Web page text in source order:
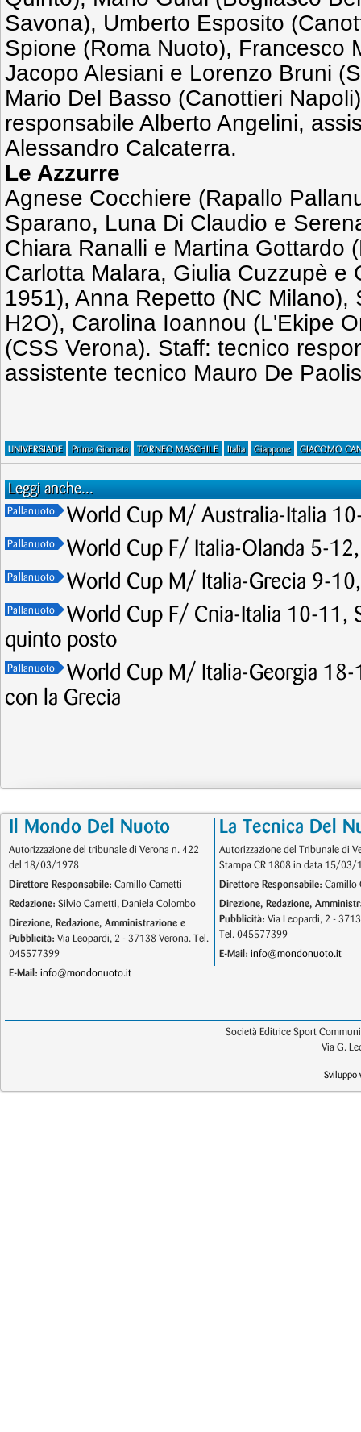
Savona), Umberto Esposito
Spione (Roma Nuoto), Francesco
Jacopo Alesiani e Lorenzo Bruni
Mario Del Basso (Canottieri
responsabile Alberto Angelini,
Alessandro Calcaterra.
Le Azzurre
Agnese Cocchiere (Rapallo
Sparano, Luna Di Claudio e
Chiara Ranalli e Martina Gottardo
Carlotta Malara, Giulia Cuzzupè e
1951), Anna Repetto (NC Milano),
H2O), Carolina Ioannou (L'Ekipe
(CSS Verona). Staff: tecnico
assistente tecnico Mauro De
UNIVERSIADE Prima Giornata TORNEO MASCHILE Italia Giappone GIACOMO
Leggi anche...
Pallanuoto World Cup M/ Australia-Italia
Pallanuoto World Cup F/ Italia-Olanda 5-
Pallanuoto World Cup M/ Italia-Grecia 9-
Pallanuoto
World Cup F/ Cnia-Italia 10-11,
quinto posto
Pallanuoto
World Cup M/ Italia-Georgia
con la Grecia
Il Mondo Del Nuoto
Autorizzazione del tribunale di Verona n. 422
del 18/03/1978
Direttore Responsabile: Camillo Cametti
Redazione: Silvio Cametti, Daniela Colombo
Direzione, Redazione, Amministrazione e
Pubblicità: Via Leopardi, 2 - 37138 Verona. Tel.
045577399
E-Mail: info@mondonuoto.it
La Tecnica Del
Autorizzazione del Tribunale di
Stampa CR 1808 in data 15/03/
Direttore Responsabile: Camillo
Direzione, Redazione,
Pubblicità: Via Leopardi, 2 -
Tel. 045577399
E-Mail: info@mondonuoto.it
Società Editrice Sport
Via G.
Sviluppo